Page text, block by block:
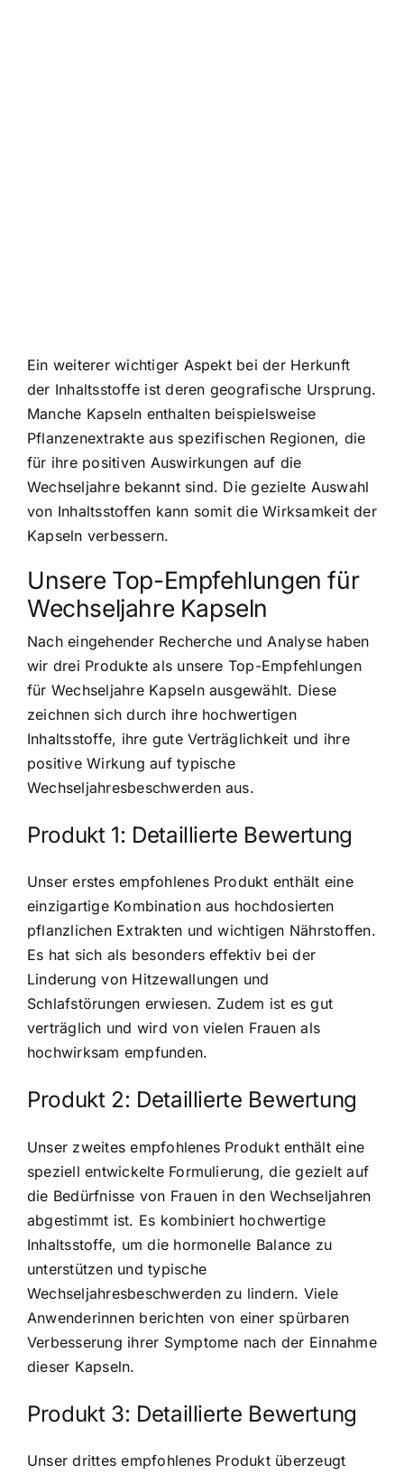
Ein weiterer wichtiger Aspekt bei der Herkunft
der Inhaltsstoffe ist deren geografische Ursprung.
Manche Kapseln enthalten beispielsweise
Pflanzenextrakte aus spezifischen Regionen, die
für ihre positiven Auswirkungen auf die
Wechseljahre bekannt sind. Die gezielte Auswahl
von Inhaltsstoffen kann somit die Wirksamkeit der
Kapseln verbessern.
Unsere Top-Empfehlungen für
Wechseljahre Kapseln
Nach eingehender Recherche und Analyse haben
wir drei Produkte als unsere Top-Empfehlungen
für Wechseljahre Kapseln ausgewählt. Diese
zeichnen sich durch ihre hochwertigen
Inhaltsstoffe, ihre gute Verträglichkeit und ihre
positive Wirkung auf typische
Wechseljahresbeschwerden aus.
Produkt 1: Detaillierte Bewertung
Unser erstes empfohlenes Produkt enthält eine
einzigartige Kombination aus hochdosierten
pflanzlichen Extrakten und wichtigen Nährstoffen.
Es hat sich als besonders effektiv bei der
Linderung von Hitzewallungen und
Schlafstörungen erwiesen. Zudem ist es gut
verträglich und wird von vielen Frauen als
hochwirksam empfunden.
Produkt 2: Detaillierte Bewertung
Unser zweites empfohlenes Produkt enthält eine
speziell entwickelte Formulierung, die gezielt auf
die Bedürfnisse von Frauen in den Wechseljahren
abgestimmt ist. Es kombiniert hochwertige
Inhaltsstoffe, umdie hormonelle Balance zu
unterstützenund typische
Wechseljahresbeschwerden zu lindern. Viele
Anwenderinnen berichten von einer spürbaren
Verbesserung ihrer Symptome nach der Einnahme
dieser Kapseln.
Produkt 3: Detaillierte Bewertung
Unser drittes empfohlenes Produkt überzeugt